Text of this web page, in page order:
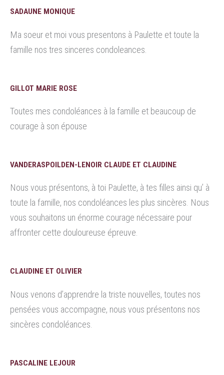
SADAUNE MONIQUE
Ma soeur et moi vous presentons à Paulette et toute la
famille nos tres sinceres condoleances.
GILLOT MARIE ROSE
Toutes mes condoléances à la famille et beaucoup de
courage à son épouse
VANDERASPOILDEN-LENOIR CLAUDE ET CLAUDINE
Nous vous présentons, à toi Paulette, à tes filles ainsi qu’ à
toute la famille, nos condoléances les plus sincères. Nous
vous souhaitons un énorme courage nécessaire pour
affronter cette douloureuse épreuve.
CLAUDINE ET OLIVIER
Nous venons d’apprendre la triste nouvelles, toutes nos
pensées vous accompagne, nous vous présentons nos
sincères condoléances.
PASCALINE LEJOUR